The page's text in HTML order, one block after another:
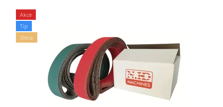
Akce
Tip
Sleva